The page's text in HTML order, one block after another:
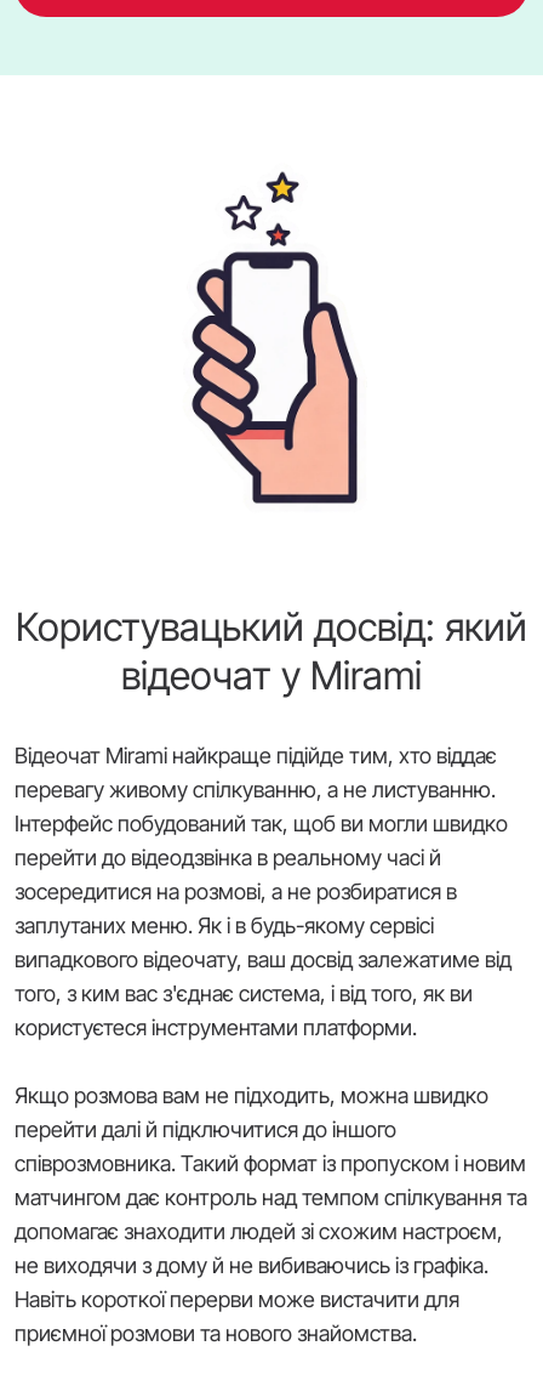
Користувацький досвід: який
відеочат у Mirami
Відеочат Mirami найкраще підійде тим, хто віддає
перевагу живому спілкуванню, а не листуванню.
Інтерфейс побудований так, щоб ви могли швидко
перейти до відеодзвінка в реальному часі й
зосередитися на розмові, а не розбиратися в
заплутаних меню. Як і в будь-якому сервісі
випадкового відеочату, ваш досвід залежатиме від
того, з ким вас з'єднає система, і від того, як ви
користуєтеся інструментами платформи.
Якщо розмова вам не підходить, можна швидко
перейти далі й підключитися до іншого
співрозмовника. Такий формат із пропуском і новим
матчингом дає контроль над темпом спілкування та
допомагає знаходити людей зі схожим настроєм,
не виходячи з дому й не вибиваючись із графіка.
Навіть короткої перерви може вистачити для
приємної розмови та нового знайомства.